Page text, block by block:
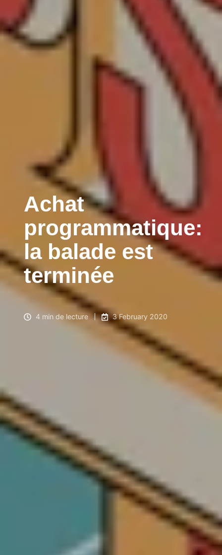
Achat
programmatique:
la balade est
terminée
4 min de lecture 3 February 2020